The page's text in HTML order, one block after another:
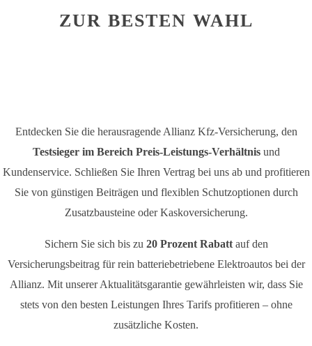
ZUR BESTEN WAHL
Entdecken Sie die herausragende Allianz Kfz-Versicherung, den
Testsieger im Bereich Preis-Leistungs-Verhältnisund
Kundenservice. Schließen Sie Ihren Vertrag bei uns ab und profitieren
Sie von günstigen Beiträgen und flexiblen Schutzoptionen durch
Zusatzbausteine oder Kaskoversicherung.
Sichern Sie sich bis zu 20 Prozent Rabattauf den
Versicherungsbeitrag für rein batteriebetriebene Elektroautos bei der
Allianz. Mit unserer Aktualitätsgarantie gewährleisten wir, dass Sie
stets von den besten Leistungen Ihres Tarifs profitieren – ohne
zusätzliche Kosten.